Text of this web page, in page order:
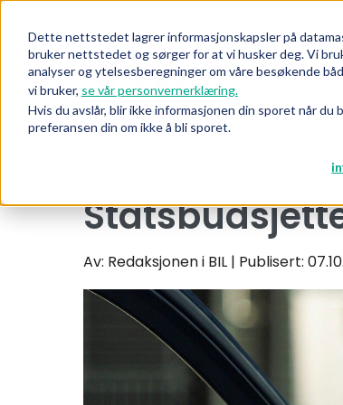
Dette nettstedet lagrer informasjonskapsler på
bruker nettstedet og sørger for at vi husker deg. Vi
analyser og ytelsesberegninger om våre besøkende
vi bruker, se vår personvernerklæring.
Hvis du avslår, blir ikke informasjonen din sporet når
preferansen din om ikke å bli sporet.
Av: Redaksjonen i BIL | Publisert: